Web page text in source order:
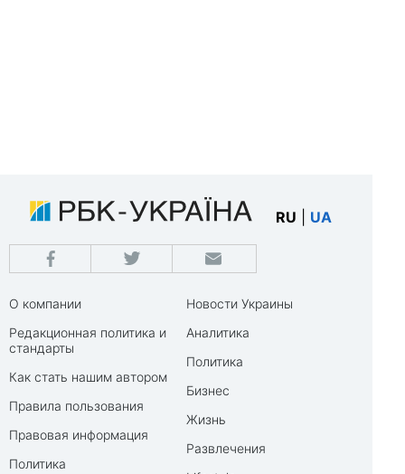
RU UA
О компании
Редакционная политика и
стандарты
Как стать нашим автором
Правила пользования
Правовая информация
Политика
Новости Украины
Аналитика
Политика
Бизнес
Жизнь
Развлечения